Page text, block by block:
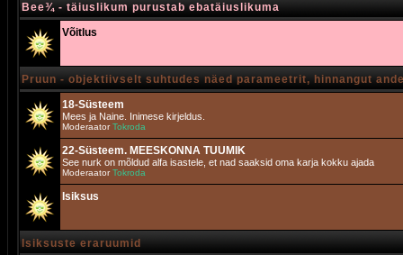
Bee¾ - täiuslikum purustab ebatäiuslikuma
Võitlus
Pruun - objektiivselt suhtudes näed parameetrit, hinnangut
18-Süsteem
Mees ja Naine. Inimese kirjeldus.
ModeraatorTokroda
22-Süsteem. MEESKONNA TUUMIK
See nurk on mõldud alfa isastele, et nad saaksid oma karja kokku ajada
ModeraatorTokroda
Isiksus
Isiksuste eraruumid